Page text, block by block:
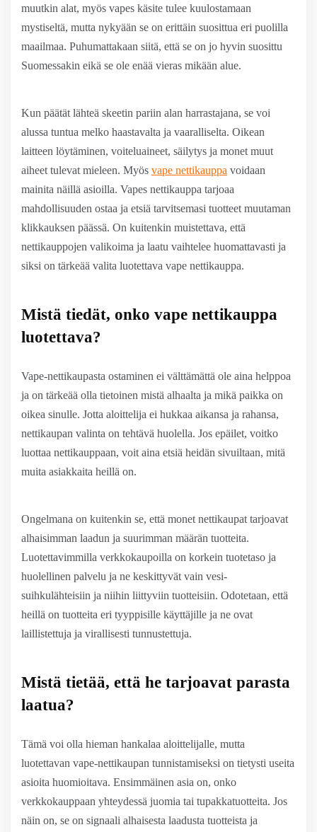
muutkin alat, myös vapes käsite tulee kuulostamaan
mystiseltä, mutta nykyään se on erittäin suosittua eri puolilla
maailmaa. Puhumattakaan siitä, että se on jo hyvin suosittu
Suomessakin eikä se ole enää vieras mikään alue.
Kun päätät lähteä skeetin pariin alan harrastajana, se voi
alussa tuntua melko haastavalta ja vaaralliselta. Oikean
laitteen löytäminen, voiteluaineet, säilytys ja monet muut
aiheet tulevat mieleen. Myös vape nettikauppa voidaan
mainita näillä asioilla. Vapes nettikauppa tarjoaa
mahdollisuuden ostaa ja etsiä tarvitsemasi tuotteet muutaman
klikkauksen päässä. On kuitenkin muistettava, että
nettikauppojen valikoima ja laatu vaihtelee huomattavasti ja
siksi on tärkeää valita luotettava vape nettikauppa.
Mistä tiedät, onko vape nettikauppa
luotettava?
Vape-nettikaupasta ostaminen ei välttämättä ole aina helppoa
ja on tärkeää olla tietoinen mistä alhaalta ja mikä paikka on
oikea sinulle. Jotta aloittelija ei hukkaa aikansa ja rahansa,
nettikaupan valinta on tehtävä huolella. Jos epäilet, voitko
luottaa nettikauppaan, voit aina etsiä heidän sivuiltaan, mitä
muita asiakkaita heillä on.
Ongelmana on kuitenkin se, että monet nettikaupat tarjoavat
alhaisimman laadun ja suurimman määrän tuotteita.
Luotettavimmilla verkkokaupoilla on korkein tuotetaso ja
huolellinen palvelu ja ne keskittyvät vain vesi-
suihkulähteisiin ja niihin liittyviin tuotteisiin. Odotetaan, että
heillä on tuotteita eri tyyppisille käyttäjille ja ne ovat
laillistettuja ja virallisesti tunnustettuja.
Mistä tietää, että he tarjoavat parasta
laatua?
Tämä voi olla hieman hankalaa aloittelijalle, mutta
luotettavan vape-nettikaupan tunnistamiseksi on tietysti useita
asioita huomioitava. Ensimmäinen asia on, onko
verkkokauppaan yhteydessä juomia tai tupakkatuotteita. Jos
näin on, se on signaali alhaisesta laadusta tuotteista ja